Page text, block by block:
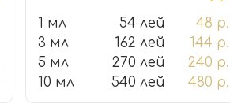
1 мл 54 лей
48 р.
3 мл
162 лей
144 р.
5 мл
270 лей
240 р.
10 мл
540 лей 480 р.